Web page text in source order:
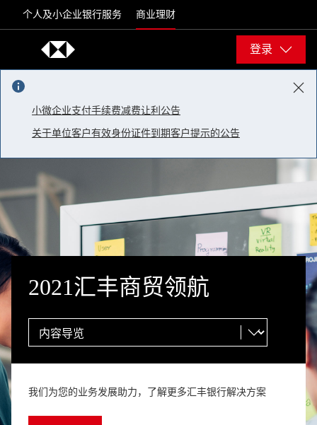
个人及小企业银行服务 商业理财
登录
小微企业支付手续费减费让利公告
关于单位客户有效身份证件到期客户提示的公告
2021汇丰商贸领航
我们为您的业务发展助力，了解更多汇丰银行解决方案